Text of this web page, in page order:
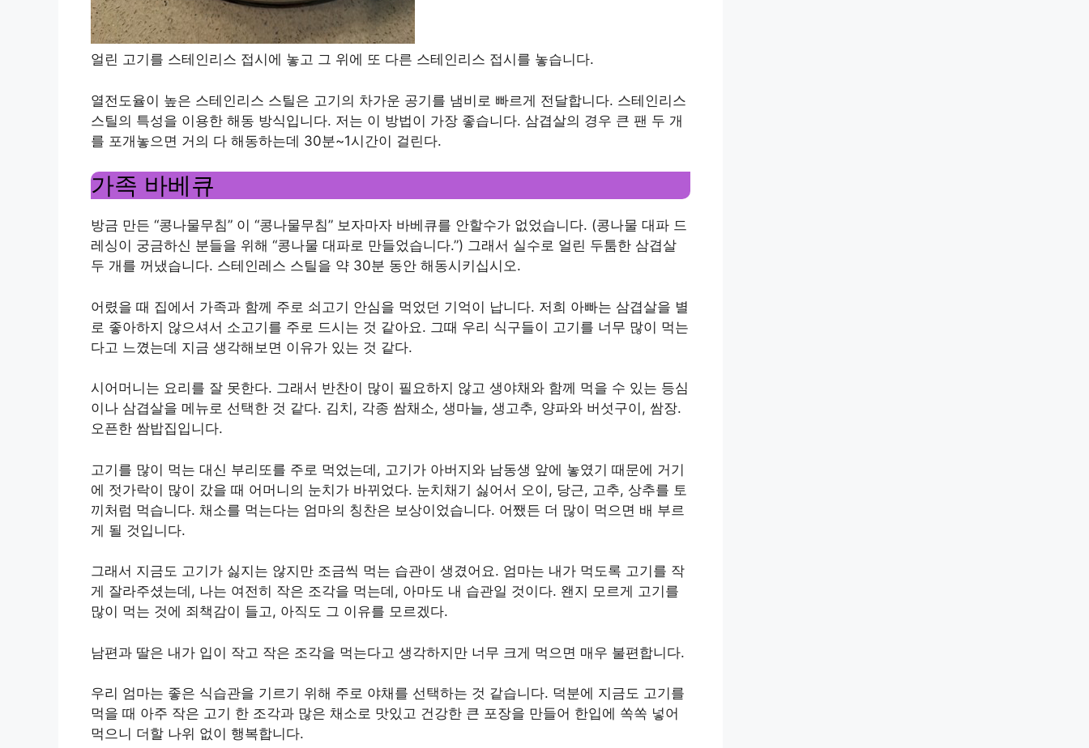
얼린 고기를 스테인리스 접시에 놓고 그 위에 또 다른 스테인리스 접시를 놓습니다.
열전도율이 높은 스테인리스 스틸은 고기의 차가운 공기를 냄비로 빠르게 전달합니다. 스테인리스
스틸의 특성을 이용한 해동 방식입니다. 저는 이 방법이 가장 좋습니다. 삼겹살의 경우 큰 팬 두 개
를 포개놓으면 거의 다 해동하는데 30분~1시간이 걸린다.
가족 바베큐
방금 만든 “콩나물무침” 이 “콩나물무침” 보자마자 바베큐를 안할수가 없었습니다. (콩나물 대파 드
레싱이 궁금하신 분들을 위해 “콩나물 대파로 만들었습니다.”) 그래서 실수로 얼린 두툼한 삼겹살
두 개를 꺼냈습니다. 스테인레스 스틸을 약 30분 동안 해동시키십시오.
어렸을 때 집에서 가족과 함께 주로 쇠고기 안심을 먹었던 기억이 납니다. 저희 아빠는 삼겹살을 별
로 좋아하지 않으셔서 소고기를 주로 드시는 것 같아요. 그때 우리 식구들이 고기를 너무 많이 먹는
다고 느꼈는데 지금 생각해보면 이유가 있는 것 같다.
시어머니는 요리를 잘 못한다. 그래서 반찬이 많이 필요하지 않고 생야채와 함께 먹을 수 있는 등심
이나 삼겹살을 메뉴로 선택한 것 같다. 김치, 각종 쌈채소, 생마늘, 생고추, 양파와 버섯구이, 쌈장.
오픈한 쌈밥집입니다.
고기를 많이 먹는 대신 부리또를 주로 먹었는데, 고기가 아버지와 남동생 앞에 놓였기 때문에 거기
에 젓가락이 많이 갔을 때 어머니의 눈치가 바뀌었다. 눈치채기 싫어서 오이, 당근, 고추, 상추를 토
끼처럼 먹습니다. 채소를 먹는다는 엄마의 칭찬은 보상이었습니다. 어쨌든 더 많이 먹으면 배 부르
게 될 것입니다.
그래서 지금도 고기가 싫지는 않지만 조금씩 먹는 습관이 생겼어요. 엄마는 내가 먹도록 고기를 작
게 잘라주셨는데, 나는 여전히 작은 조각을 먹는데, 아마도 내 습관일 것이다. 왠지 모르게 고기를
많이 먹는 것에 죄책감이 들고, 아직도 그 이유를 모르겠다.
남편과 딸은 내가 입이 작고 작은 조각을 먹는다고 생각하지만 너무 크게 먹으면 매우 불편합니다.
우리 엄마는 좋은 식습관을 기르기 위해 주로 야채를 선택하는 것 같습니다. 덕분에 지금도 고기를
먹을 때 아주 작은 고기 한 조각과 많은 채소로 맛있고 건강한 큰 포장을 만들어 한입에 쏙쏙 넣어
먹으니 더할 나위 없이 행복합니다.